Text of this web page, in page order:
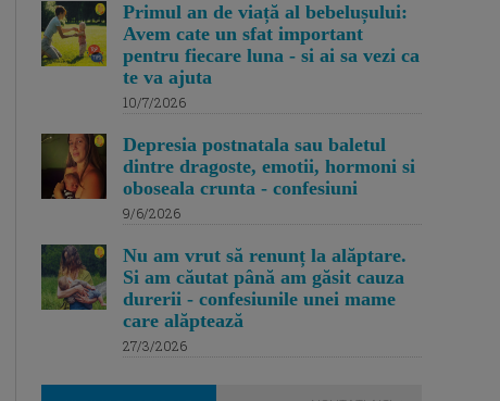
Primul an de viață al bebelușului:
Avem cate un sfat important
pentru fiecare luna - si ai sa vezi ca
te va ajuta
10/7/2026
Depresia postnatala sau baletul
dintre dragoste, emotii, hormoni si
oboseala crunta - confesiuni
9/6/2026
Nu am vrut să renunț la alăptare.
Si am căutat până am găsit cauza
durerii - confesiunile unei mame
care alăptează
27/3/2026